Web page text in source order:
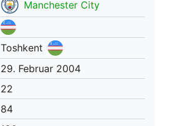
Manchester City
Toshkent
29. Februar 2004
22
84